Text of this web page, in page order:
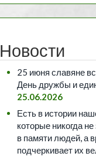
Новости
25 июня славяне
День дружбы и
25.06.2026
Есть в истории
которые никогда
в памяти людей, а
подчеркивает их